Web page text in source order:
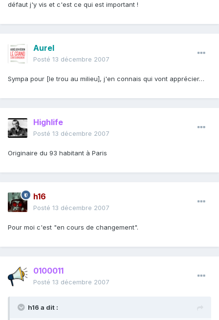
défaut j'y vis et c'est ce qui est important !
Aurel
Posté 13 décembre 2007
Sympa pour [le trou au milieu], j'en connais qui vont apprécier…
Highlife
Posté 13 décembre 2007
Originaire du 93 habitant à Paris
h16
Posté 13 décembre 2007
Pour moi c'est "en cours de changement".
0100011
Posté 13 décembre 2007
h16 a dit :